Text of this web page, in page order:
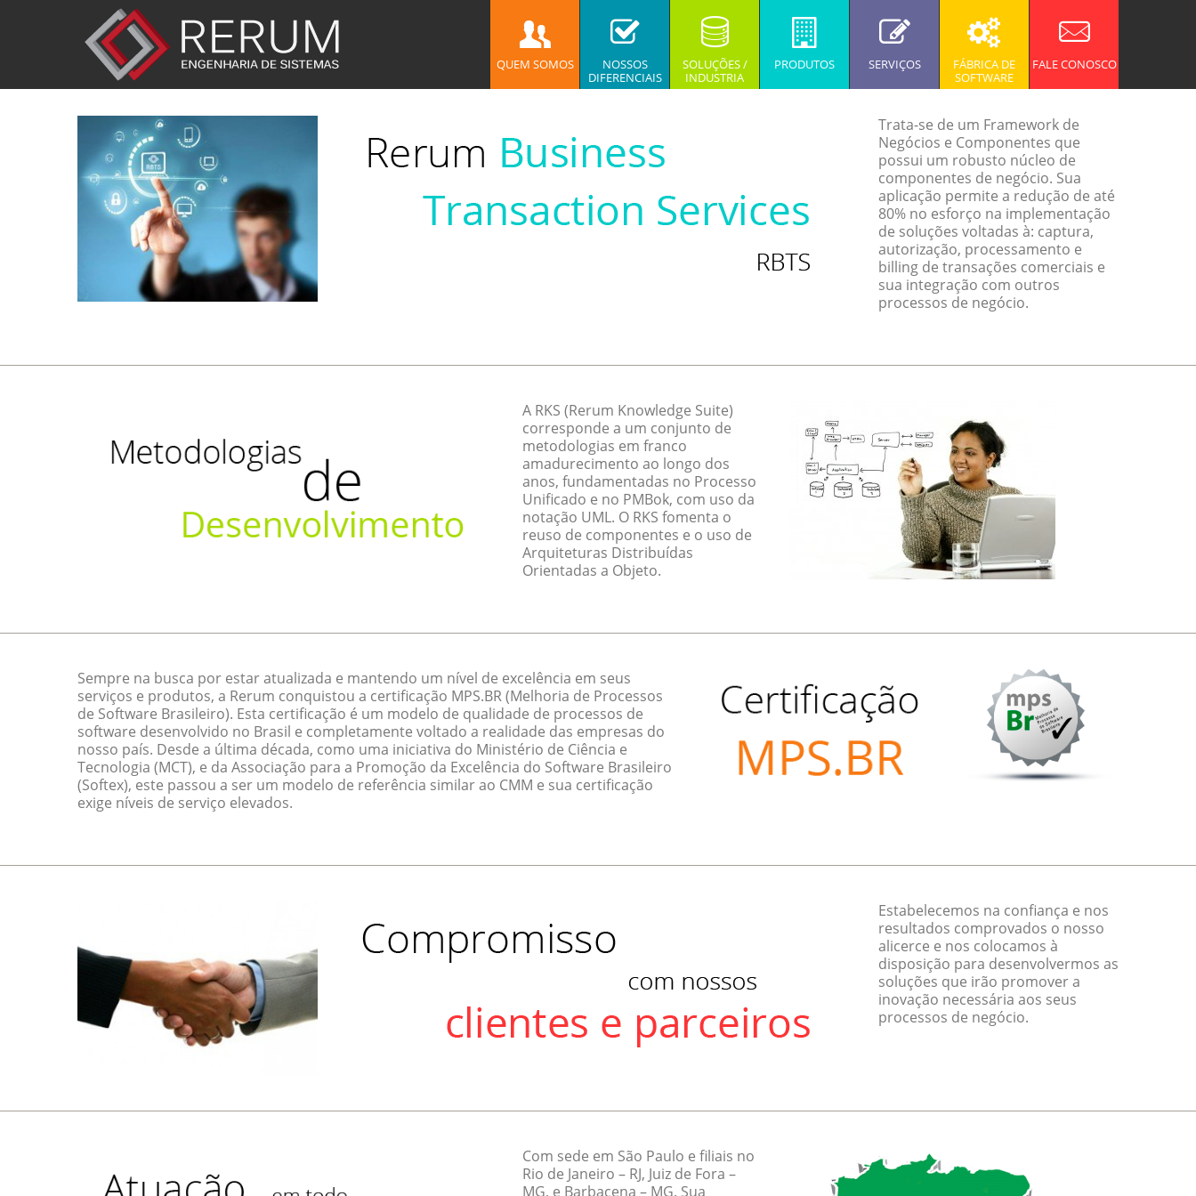
QUEM SOMOS
NOSSOS
DIFERENCIAIS
SOLUÇÕES /
INDUSTRIA
PRODUTOS SERVIÇOS
FÁBRICA DE
SOFTWARE
FALE CONOSCO
Trata-se de um Framework de
Negócios e Componentes que
possui um robusto núcleo de
componentes de negócio. Sua
aplicação permite a redução de até
80% no esforço na implementação
de soluções voltadas à: captura,
autorização, processamento e
billing de transações comerciais e
sua integração com outros
processos de negócio.
A RKS (Rerum Knowledge Suite)
corresponde a um conjunto de
metodologias em franco
amadurecimento ao longo dos
anos, fundamentadas no Processo
Unificado e no PMBok, com uso da
notação UML. O RKS fomenta o
reuso de componentes e o uso de
Arquiteturas Distribuídas
Orientadas a Objeto.
Sempre na busca por estar atualizada e mantendo um nível de excelência em seus
serviços e produtos, a Rerum conquistou a certificação MPS.BR (Melhoria de Processos
de Software Brasileiro). Esta certificação é um modelo de qualidade de processos de
software desenvolvido no Brasil e completamente voltado a realidade das empresas do
nosso país. Desde a última década, como uma iniciativa do Ministério de Ciência e
Tecnologia (MCT), e da Associação para a Promoção da Excelência do Software Brasileiro
(Softex), este passou a ser um modelo de referência similar ao CMM e sua certificação
exige níveis de serviço elevados.
Estabelecemos na confiança e nos
resultados comprovados o nosso
alicerce e nos colocamos à
disposição para desenvolvermos as
soluções que irão promover a
inovação necessária aos seus
processos de negócio.
Com sede em São Paulo e filiais no
Rio de Janeiro – RJ, Juiz de Fora –
MG, e Barbacena – MG. Sua